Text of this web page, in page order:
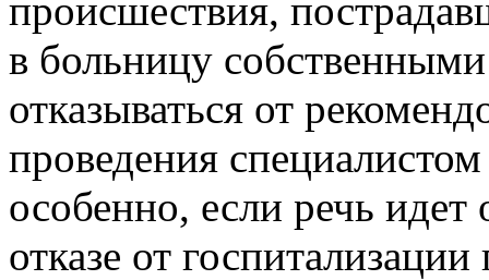
происшествия,
в больницу
отказываться от
проведения
особенно, если речь
отказе от